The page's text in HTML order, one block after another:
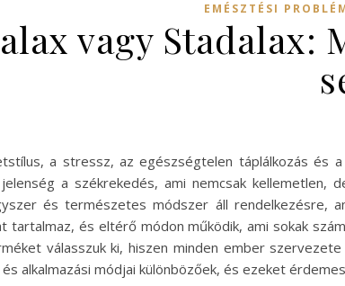
EMÉSZTÉSI
vagy Stadalax:
a stressz, az egészségtelen táplálkozás és
a székrekedés, ami nemcsak
és természetes módszer áll rendelkezésre,
tartalmaz, és eltérő módon működik, ami sokak
válasszuk ki, hiszen minden ember
alkalmazási módjai különbözőek, és ezeket